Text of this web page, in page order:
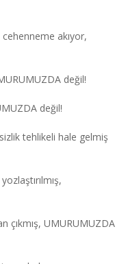
akıyor,
değil!
değil!
tehlikeli hale gelmiş
UMURUMUZDA